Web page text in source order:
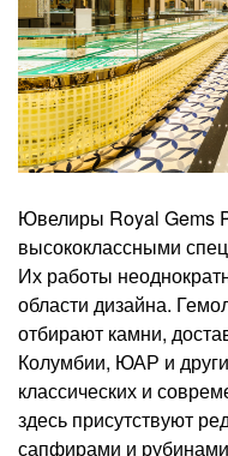
Ювелиры Royal Gems
высококлассными
Их работы
области дизайна.
отбирают камни,
Колумбии, ЮАР и
классических и
здесь присутствуют
сапфирами и